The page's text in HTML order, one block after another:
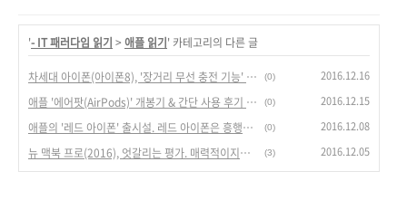
'- IT 패러다임 읽기 > 애플 읽기' 카테고리의 다른 글
차세대 아이폰(아이폰8), '장거리 무선 충전 기능' 실현 가시화. 충전 패러다임 바꾸나? (0) 2016.12.16
애플 '에어팟(AirPods)' 개봉기 & 간단 사용 후기 - 애플의 강력한 웨어러블 기기. (0) 2016.12.15
애플의 '레드 아이폰' 출시설. 레드 아이폰은 흥행의 기폭제 될까? (0) 2016.12.08
뉴 맥북 프로(2016), 엇갈리는 평가. 매력적이지만 부담스러운 맥북프로. (3) 2016.12.05